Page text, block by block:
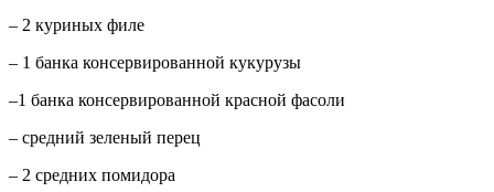
– 2 куриных филе
– 1 банка консервированной кукурузы
–1 банка консервированной красной фасоли
– средний зеленый перец
– 2 средних помидора